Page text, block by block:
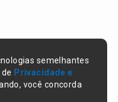
semelhantes
Privacidade e
você concorda